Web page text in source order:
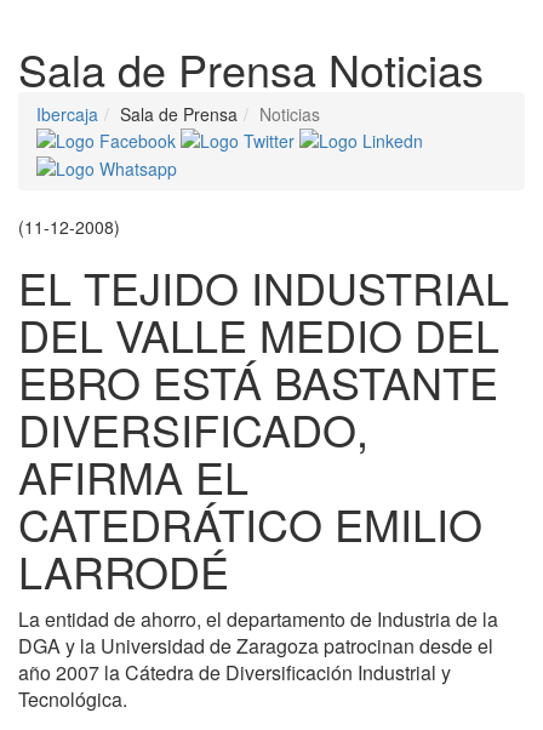
Sala de Prensa Noticias
Ibercaja Sala de Prensa Noticias
(11-12-2008)
EL TEJIDO INDUSTRIAL
DEL VALLE MEDIO DEL
EBRO ESTÁ BASTANTE
DIVERSIFICADO,
AFIRMA EL
CATEDRÁTICO EMILIO
LARRODÉ
La entidad de ahorro, el departamento de Industria de la
DGA y la Universidad de Zaragoza patrocinan desde el
año 2007 la Cátedra de Diversificación Industrial y
Tecnológica.